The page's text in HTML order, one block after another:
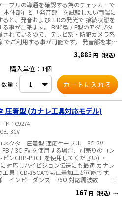
ーブルの導通を確認する為のチェッカーで
ると、発音およびLEDの発光で 接続状態を
出来ます。 BNC型 / F型のアダプタ
されているので、テレビ系・防犯カメラ系
ご利用する事が可能です。 発音部を本体
単四電池×1個 (連続発音および発光させた
線や、ブースターへの電源供給がされてい
既に通電がされている配線には、同機器を
する事が出来ません。 (同テスターが破損
ございます) また、同テスターは本
微弱な電流を流して、導通を検査する為、
通過型 が接続されている配線系統にはご利
事が出来ません。 予めご承知下さいま
3,883 円（税込）
購入単位：1個
数量：
圧着型 (カナレ工具対応モデル)
ド
C9274
CBJ-3CV
ネクタ 圧着型 適応ケーブル 3C-2V
/ 3C-FV を使用する場合、別売りのコン
ピンCBP-P3CF を使用してください) ・
対応しハイビジョン伝送にも最適 カナレ
工具 TCD-35CAでも圧着加工が可能です。
ンピーダンス 75Ω 対応周波数 DC
リーブ、ピン、熱収縮チューブ 他社製対応
167 円（税込）～